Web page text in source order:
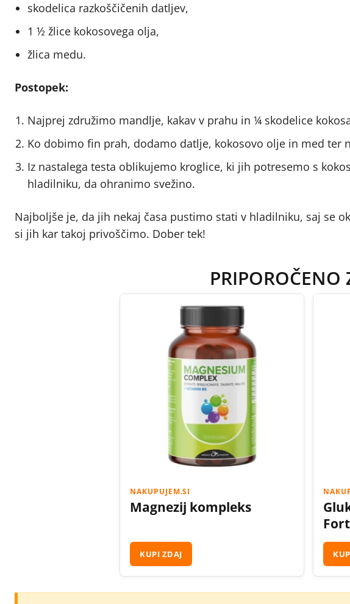
skodelica razkoščičenih datljev,
1 ½ žlice kokosovega olja,
žlica medu.
Postopek:
Najprej združimo mandlje, kakav v prahu in ¼ skodelice
Ko dobimo fin prah, dodamo datlje, kokosovo olje in med ter
Iz nastalega testa oblikujemo kroglice, ki jih potresemo s
hladilniku, da ohranimo svežino.
Najboljše je, da jih nekaj časa pustimo stati v hladilniku, saj se
si jih kar takoj privoščimo. Dober tek!
PRIPOROČENO
NAKUPUJEM.SI
Magnezij kompleks
KUPI ZDAJ